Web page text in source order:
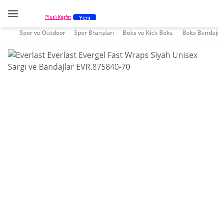
Plus'ı Keşfet Yeni
Spor ve Outdoor Spor Branşları Boks ve Kick Boks Boks Bandajı